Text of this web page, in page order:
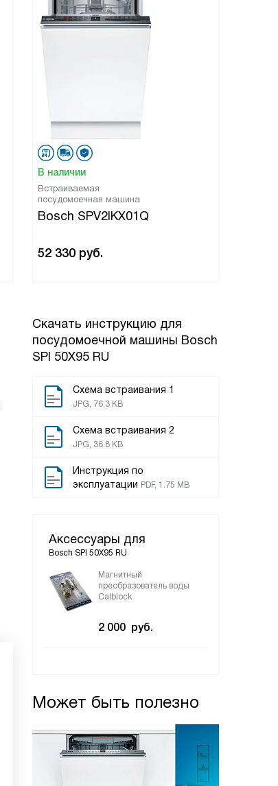
В наличии
Встраиваемая
посудомоечная машина
Bosch SPV2IKX01Q
52 330 руб.
Скачать инструкцию для
посудомоечной машины Bosch
SPI 50X95 RU
Схема встраивания 1
JPG, 76.3 KB
Схема встраивания 2
JPG, 36.8 KB
Инструкция по
эксплуатации PDF, 1.75 MB
Аксессуары для
Bosch SPI 50X95 RU
Магнитный
преобразователь воды
Calblock
2 000 руб.
Может быть полезно